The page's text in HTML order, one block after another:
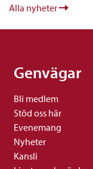
Alla nyheter
Genvägar
Bli medlem
Stöd oss här
Evenemang
Nyheter
Kansli